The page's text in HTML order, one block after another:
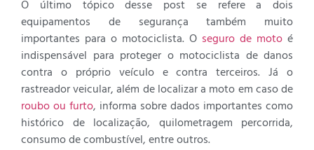
O último tópico desse post se refere a dois
equipamentos de segurança também muito
importantes para o motociclista. O seguro de moto é
indispensável para proteger o motociclista de danos
contra o próprio veículo e contra terceiros. Já o
rastreador veicular, além de localizar a moto em caso de
roubo ou furto, informa sobre dados importantes como
histórico de localização, quilometragem percorrida,
consumo de combustível, entre outros.